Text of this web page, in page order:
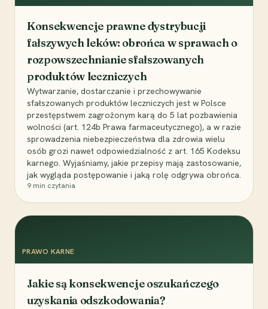
Konsekwencje prawne dystrybucji
fałszywych leków: obrońca w sprawach o
rozpowszechnianie sfałszowanych
produktów leczniczych
Wytwarzanie, dostarczanie i przechowywanie
sfałszowanych produktów leczniczych jest w Polsce
przestępstwem zagrożonym karą do 5 lat pozbawienia
wolności (art. 124b Prawa farmaceutycznego), a w razie
sprowadzenia niebezpieczeństwa dla zdrowia wielu
osób grozi nawet odpowiedzialność z art. 165 Kodeksu
karnego. Wyjaśniamy, jakie przepisy mają zastosowanie,
jak wygląda postępowanie i jaką rolę odgrywa obrońca.
9 min czytania
PRAWO KARNE
Jakie są konsekwencje oszukańczego
uzyskania odszkodowania?